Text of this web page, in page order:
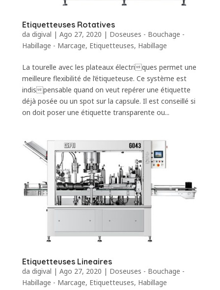
Etiquetteuses Rotatives
da digival | Ago 27, 2020 | Doseuses - Bouchage -
Habillage - Marcage, Etiquetteuses, Habillage
La tourelle avec les plateaux électriques permet une
meilleure flexibilité de l’étiqueteuse. Ce système est
indispensable quand on veut repérer une étiquette
déjà posée ou un spot sur la capsule. Il est conseillé si
on doit poser une étiquette transparente ou...
Etiquetteuses Lineaires
da digival | Ago 27, 2020 | Doseuses - Bouchage -
Habillage - Marcage, Etiquetteuses, Habillage